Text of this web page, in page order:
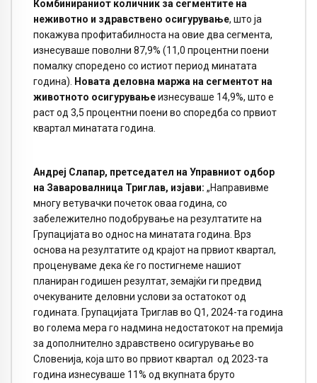
Комбинираниот количник за сегментите на
неживотно и здравствено осигурување, што ја
покажува профитабилноста на овие два сегмента,
изнесуваше поволни 87,9% (11,0 процентни поени
помалку споредено со истиот период минатата
година).
Новата деловна маржа на сегментот на
животното осигурувањеизнесуваше 14,9%, што е
раст од 3,5 процентни поени во споредба со првиот
квартал минатата година.
Андреј Слапар, претседател на Управниот одбор
на Заваровалница Триглав, изјави: „Направивме
многу ветувачки почеток оваа година, со
забележително подобрување на резултатите на
Групацијата во однос на минатата година. Врз
основа на резултатите од крајот на првиот квартал,
проценуваме дека ќе го постигнеме нашиот
планиран годишен резултат, земајќи ги предвид
очекуваните деловни услови за остатокот од
годината. Групацијата Триглав во Q1, 2024-та година
во голема мера го надмина недостатокот на премија
за дополнително здравствено осигурување во
Словенија, која што во првиот квартал од 2023-та
година изнесуваше 11% од вкупната бруто